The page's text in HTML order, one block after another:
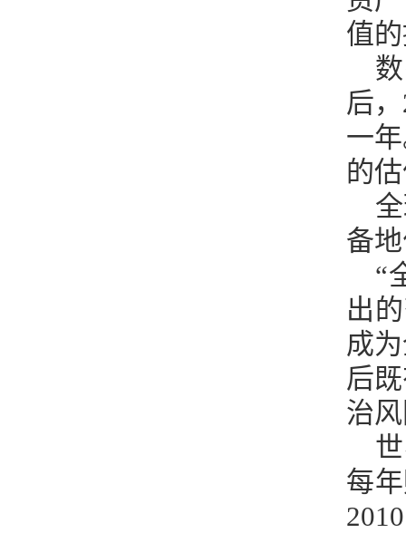
值
后
一
的
备
“
出
成
后
治
每